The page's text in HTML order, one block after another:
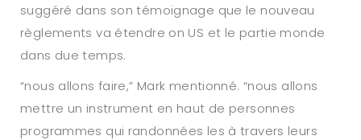
suggéré dans son témoignage que le nouveau
règlements va étendre on US et le partie monde
dans due temps.
“nous allons faire,” Mark mentionné. “nous allons
mettre un instrument en haut de personnes
programmes qui randonnées les à travers leurs